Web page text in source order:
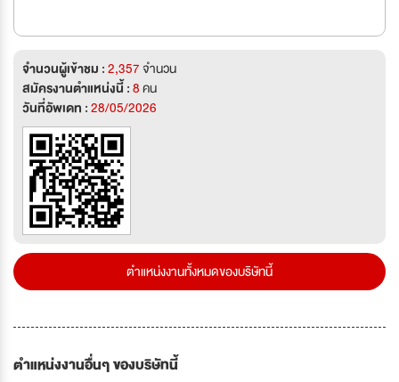
จำนวนผู้เข้าชม :2,357จำนวน
สมัครงานตำแหน่งนี้ :8คน
วันที่อัพเดท :28/05/2026
ตำแหน่งงานทั้งหมดของบริษัทนี้
ตำแหน่งงานอื่นๆ ของบริษัทนี้